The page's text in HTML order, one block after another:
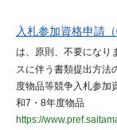
入札参加資格申請（
は、原則、不要になり
スに伴う書類提出方法
度物品等競争入札参加
和7・8年度物品
https://